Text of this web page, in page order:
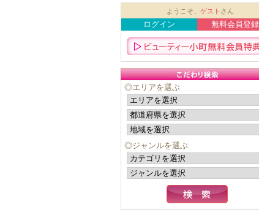
ようこそ、 ゲスト さん
ログイン 無料会員登録
◎エリアを選ぶ
◎ジャンルを選ぶ